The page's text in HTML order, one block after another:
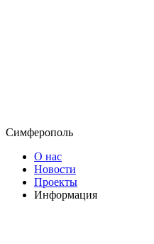
Симферополь
О нас
Новости
Проекты
Информация